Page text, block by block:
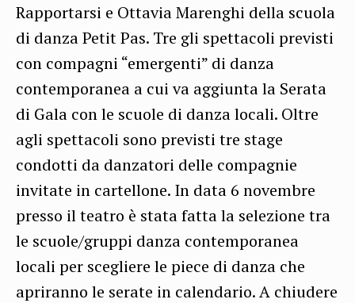
Rapportarsi e Ottavia Marenghi della scuola
di danza Petit Pas. Tre gli spettacoli previsti
con compagni “emergenti” di danza
contemporanea a cui va aggiunta la Serata
di Gala con le scuole di danza locali. Oltre
agli spettacoli sono previsti tre stage
condotti da danzatori delle compagnie
invitate in cartellone. In data 6 novembre
presso il teatro è stata fatta la selezione tra
le scuole/gruppi danza contemporanea
locali per scegliere le piece di danza che
apriranno le serate in calendario. A chiudere